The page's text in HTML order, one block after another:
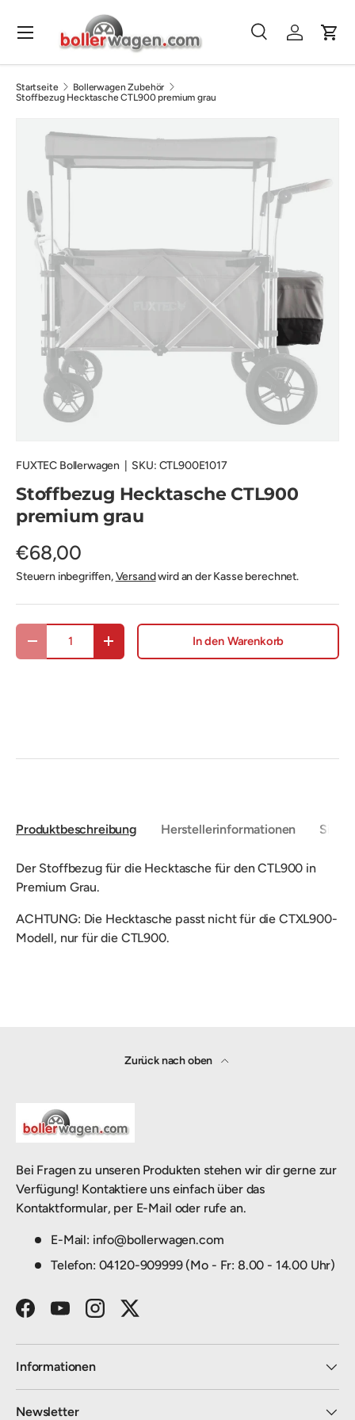
Direkt zum Inhalt
Suchen
SucheEinloggen
Menü
Startseite
Bollerwagen Zubehör
Stoffbezug Hecktasche CTL900 premium grau
FUXTEC Bollerwagen SKU: CTL900E1017
Stoffbezug Hecktasche CTL900
premium grau
€68,00
Steuern inbegriffen,Versandwird an der Kasse berechnet.
Anzahl
Menge verringernMenge erhöhen In den Warenkorb
Produktbeschreibung Herstellerinformationen
Der Stoffbezug für die Hecktasche für den CTL900 in
Premium Grau.
ACHTUNG: Die Hecktasche passt nicht für die CTXL900-
Modell, nur für die CTL900.
Zurück nach oben
Bei Fragen zu unseren Produkten stehen wir dir gerne zur
Verfügung! Kontaktiere uns einfach über das
Kontaktformular, per E-Mail oder rufe an.
E-Mail: info@bollerwagen.com
Telefon: 04120-909999 (Mo - Fr: 8.00 - 14.00 Uhr)
FacebookYouTubeInstagramTwitter
Informationen
Newsletter